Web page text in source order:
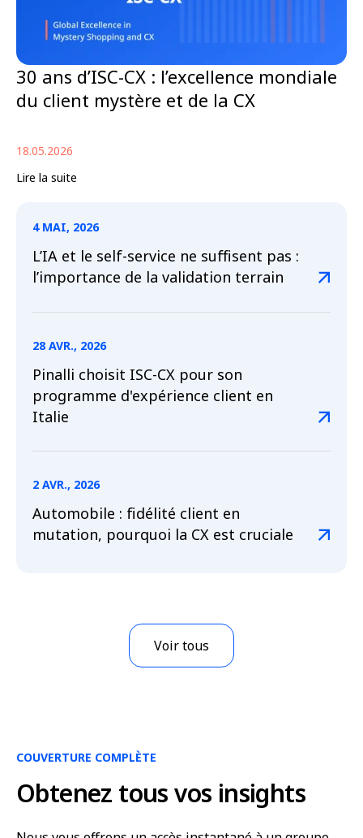
30 ans d’ISC-CX : l’excellence mondiale
du client mystère et de la CX
18.05.2026
Lire la suite
4 MAI, 2026
L’IA et le self-service ne suffisent pas :
l’importance de la validation terrain
28 AVR., 2026
Pinalli choisit ISC-CX pour son
programme d'expérience client en
Italie
2 AVR., 2026
Automobile : fidélité client en
mutation, pourquoi la CX est cruciale
Voir tous
COUVERTURE COMPLÈTE
Obtenez tous vos insights